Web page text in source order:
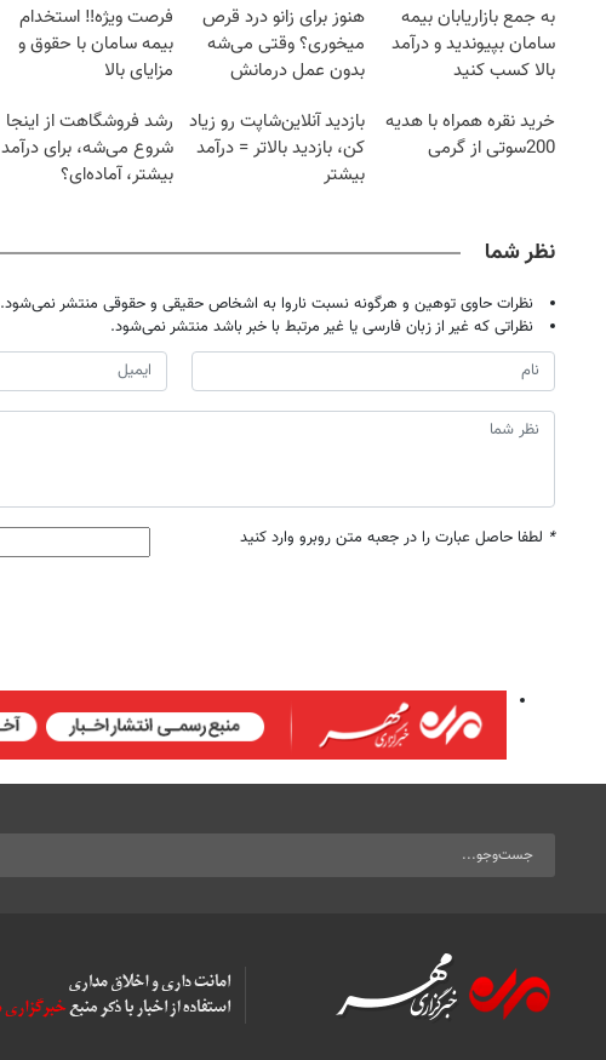
به جمع بازاریابان بیمه
سامان بپیوندید و درآمد
بالا کسب کنید
هنوز برای زانو درد قرص
میخوری؟ وقتی می‌شه
بدون عمل درمانش
فرصت ویژه‼️ استخدام
بیمه سامان با حقوق و
مزایای بالا
خرید نقره همراه با هدیه
200سوتی از گرمی
بازدید آنلاین‌شاپت رو زیاد
کن، بازدید بالاتر = درآمد
بیشتر
رشد فروشگاهت از اینجا
شروع می‌شه، برای درآمد
بیشتر، آماده‌ای؟
نظر شما
نظرات حاوی توهین و هرگونه نسبت ناروا به اشخاص حقیقی و حقوقی منتشر نمی‌شود.
نظراتی که غیر از زبان فارسی یا غیر مرتبط با خبر باشد منتشر نمی‌شود.
* لطفا حاصل عبارت را در جعبه متن روبرو وارد کنید